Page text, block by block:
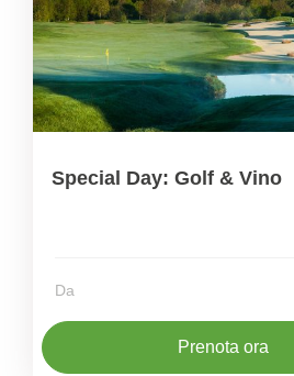
Special Day: Golf & Vino
Da
Prenota ora